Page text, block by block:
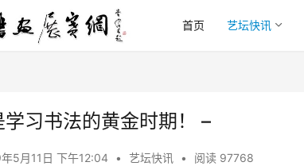
首页 艺坛快讯
习书法的黄金时期！ –
5月11日 下午12:04 • 艺坛快讯 • 阅读 97768